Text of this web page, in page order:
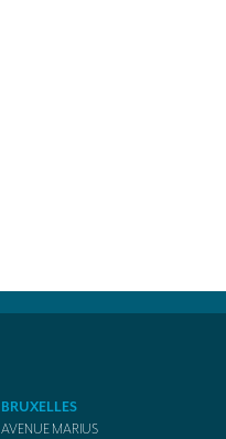
BRUXELLES
AVENUE MARIUS